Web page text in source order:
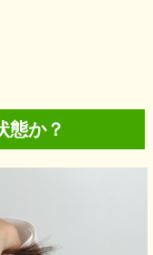
態か？